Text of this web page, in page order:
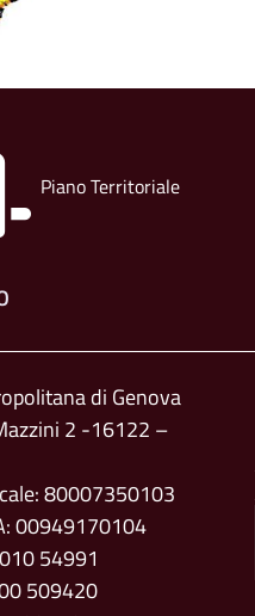
Piano Territoriale
menu
di Genova
2 -16122 –
80007350103
00949170104
54991
509420